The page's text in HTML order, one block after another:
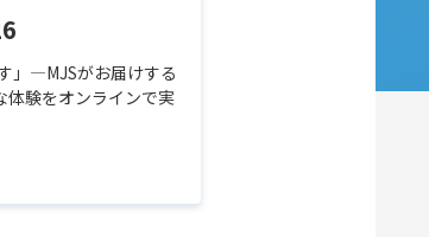
」—MJSがお届けする
体験をオンラインで実